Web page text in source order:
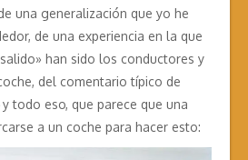
una generalización que yo he
de una experiencia en la que
han sido los conductores y
del comentario típico de
y todo eso, que parece que una
a un coche para hacer esto: